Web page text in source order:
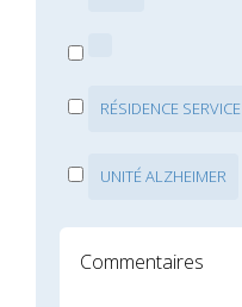
RÉSIDENCE SERVICE
UNITÉ ALZHEIMER